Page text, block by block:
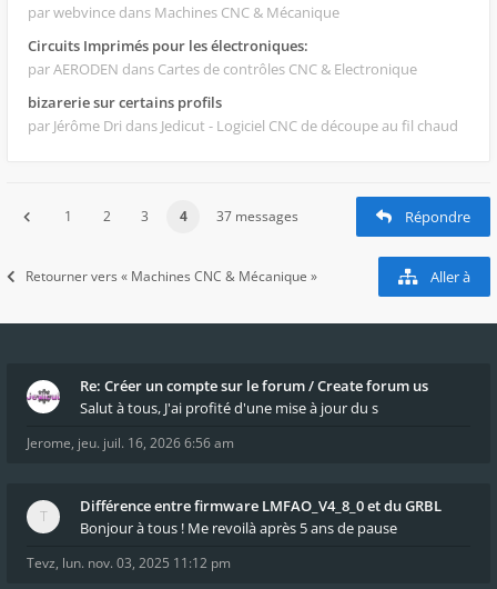
par webvince dans Machines CNC & Mécanique
Circuits Imprimés pour les électroniques:
par AERODEN dans Cartes de contrôles CNC & Electronique
bizarerie sur certains profils
par Jérôme Dri dans Jedicut - Logiciel CNC de découpe au fil chaud
1 2 3 4 37 messages Répondre
Retourner vers « Machines CNC & Mécanique » Aller à
Re: Créer un compte sur le forum / Create forum us
Salut à tous, J'ai profité d'une mise à jour du s
Jerome, jeu. juil. 16, 2026 6:56 am
Différence entre firmware LMFAO_V4_8_0 et du GRBL
Bonjour à tous ! Me revoilà après 5 ans de pause
Tevz, lun. nov. 03, 2025 11:12 pm